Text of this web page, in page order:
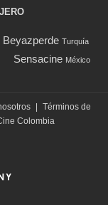
Beyazperde Turquía
Sensacine México
Términos de
Colombia